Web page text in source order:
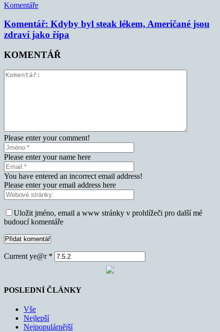
Komentáře
Komentář: Kdyby byl steak lékem, Američané jsou
zdraví jako řípa
KOMENTÁŘ
Please enter your comment!
Please enter your name here
You have entered an incorrect email address!
Please enter your email address here
Uložit jméno, email a www stránky v prohlížeči pro další mé
budoucí komentáře
Current ye@r *
POSLEDNÍ ČLÁNKY
Vše
Nejlepší
Nejpopulárnější